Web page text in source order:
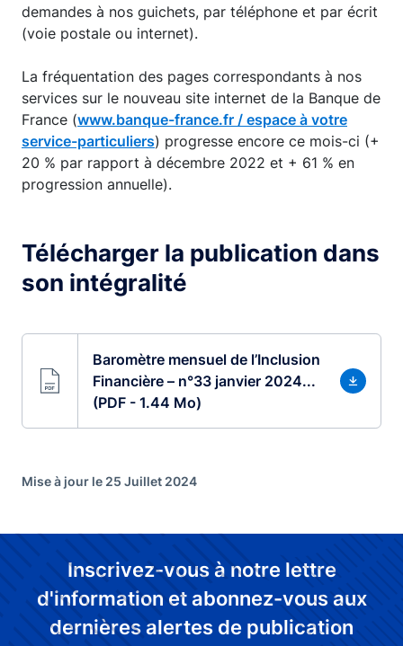
demandes à nos guichets, par téléphone et par écrit
(voie postale ou internet).
La fréquentation des pages correspondants à nos
services sur le nouveau site internet de la Banque de
France (www.banque-france.fr / espace à votre
service-particuliers) progresse encore ce mois-ci (+
20 % par rapport à décembre 2022 et + 61 % en
progression annuelle).
Télécharger la publication dans
son intégralité
Baromètre mensuel de l’Inclusion
Financière – n°33 janvier 2024...
(PDF - 1.44 Mo)
Mise à jour le 25 Juillet 2024
Inscrivez-vous à notre lettre
d'information et abonnez-vous aux
dernières alertes de publication